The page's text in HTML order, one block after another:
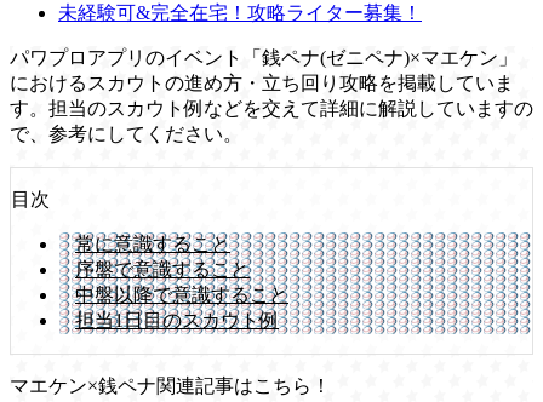
未経験可&完全在宅！攻略ライター募集！
パワプロアプリのイベント「銭ペナ(ゼニペナ)×マエケン」
におけるスカウトの進め方・立ち回り攻略を掲載していま
す。担当のスカウト例などを交えて詳細に解説していますの
で、参考にしてください。
目次
常に意識すること
序盤で意識すること
中盤以降で意識すること
担当1日目のスカウト例
マエケン×銭ペナ関連記事はこちら！